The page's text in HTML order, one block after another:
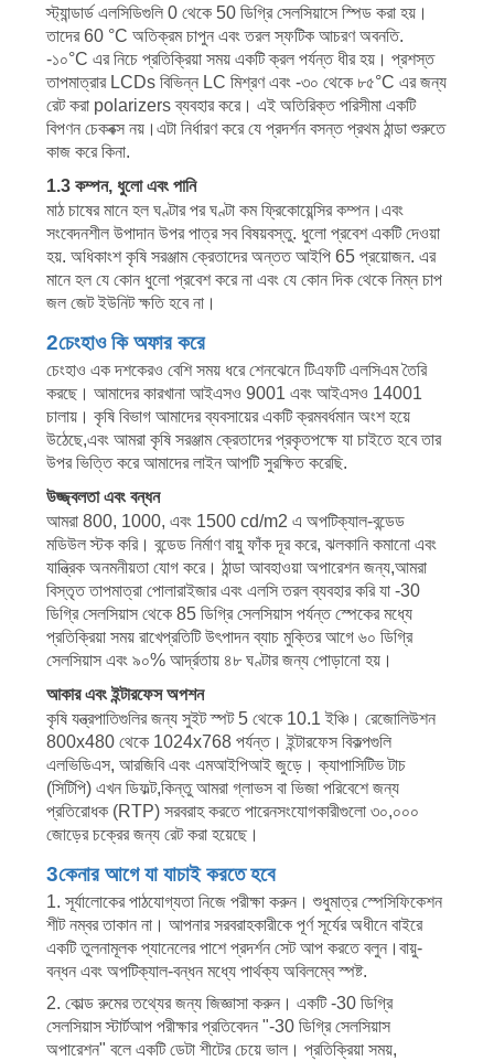
স্ট্যান্ডার্ড এলসিডিগুলি 0 থেকে 50 ডিগ্রি সেলসিয়াসে স্পিড করা হয়।
তাদের 60 °C অতিক্রম চাপুন এবং তরল স্ফটিক আচরণ অবনতি.
-১০°C এর নিচে প্রতিক্রিয়া সময় একটি ক্রল পর্যন্ত ধীর হয়। প্রশস্ত
তাপমাত্রার LCDs বিভিন্ন LC মিশ্রণ এবং -৩০ থেকে ৮৫°C এর জন্য
রেট করা polarizers ব্যবহার করে। এই অতিরিক্ত পরিসীমা একটি
বিপণন চেকবক্স নয়।এটা নির্ধারণ করে যে প্রদর্শন বসন্ত প্রথম ঠান্ডা শুরুতে
কাজ করে কিনা.
1.3 কম্পন, ধুলো এবং পানি
মাঠ চাষের মানে হল ঘণ্টার পর ঘণ্টা কম ফ্রিকোয়েন্সির কম্পন।এবং
সংবেদনশীল উপাদান উপর পাত্র সব বিষয়বস্তু. ধুলো প্রবেশ একটি দেওয়া
হয়. অধিকাংশ কৃষি সরঞ্জাম ক্রেতাদের অন্তত আইপি 65 প্রয়োজন. এর
মানে হল যে কোন ধুলো প্রবেশ করে না এবং যে কোন দিক থেকে নিম্ন চাপ
জল জেট ইউনিট ক্ষতি হবে না।
2চেংহাও কি অফার করে
চেংহাও এক দশকেরও বেশি সময় ধরে শেনঝেনে টিএফটি এলসিএম তৈরি
করছে। আমাদের কারখানা আইএসও 9001 এবং আইএসও 14001
চালায়। কৃষি বিভাগ আমাদের ব্যবসায়ের একটি ক্রমবর্ধমান অংশ হয়ে
উঠেছে,এবং আমরা কৃষি সরঞ্জাম ক্রেতাদের প্রকৃতপক্ষে যা চাইতে হবে তার
উপর ভিত্তি করে আমাদের লাইন আপটি সুরক্ষিত করেছি.
উজ্জ্বলতা এবং বন্ধন
আমরা 800, 1000, এবং 1500 cd/m2 এ অপটিক্যাল-বন্ডেড
মডিউল স্টক করি। বন্ডেড নির্মাণ বায়ু ফাঁক দূর করে, ঝলকানি কমানো এবং
যান্ত্রিক অনমনীয়তা যোগ করে। ঠান্ডা আবহাওয়া অপারেশন জন্য,আমরা
বিস্তৃত তাপমাত্রা পোলারাইজার এবং এলসি তরল ব্যবহার করি যা -30
ডিগ্রি সেলসিয়াস থেকে 85 ডিগ্রি সেলসিয়াস পর্যন্ত স্পেকের মধ্যে
প্রতিক্রিয়া সময় রাখেপ্রতিটি উৎপাদন ব্যাচ মুক্তির আগে ৬০ ডিগ্রি
সেলসিয়াস এবং ৯০% আর্দ্রতায় ৪৮ ঘণ্টার জন্য পোড়ানো হয়।
আকার এবং ইন্টারফেস অপশন
কৃষি যন্ত্রপাতিগুলির জন্য সুইট স্পট 5 থেকে 10.1 ইঞ্চি। রেজোলিউশন
800x480 থেকে 1024x768 পর্যন্ত। ইন্টারফেস বিকল্পগুলি
এলভিডিএস, আরজিবি এবং এমআইপিআই জুড়ে। ক্যাপাসিটিভ টাচ
(সিটিপি) এখন ডিফল্ট,কিন্তু আমরা গ্লাভস বা ভিজা পরিবেশে জন্য
প্রতিরোধক (RTP) সরবরাহ করতে পারেনসংযোগকারীগুলো ৩০,০০০
জোড়ের চক্রের জন্য রেট করা হয়েছে।
3কেনার আগে যা যাচাই করতে হবে
1. সূর্যালোকের পাঠযোগ্যতা নিজে পরীক্ষা করুন। শুধুমাত্র স্পেসিফিকেশন
শীট নম্বর তাকান না। আপনার সরবরাহকারীকে পূর্ণ সূর্যের অধীনে বাইরে
একটি তুলনামূলক প্যানেলের পাশে প্রদর্শন সেট আপ করতে বলুন।বায়ু-
বন্ধন এবং অপটিক্যাল-বন্ধন মধ্যে পার্থক্য অবিলম্বে স্পষ্ট.
2. কোল্ড রুমের তথ্যের জন্য জিজ্ঞাসা করুন। একটি -30 ডিগ্রি
সেলসিয়াস স্টার্টআপ পরীক্ষার প্রতিবেদন "-30 ডিগ্রি সেলসিয়াস
অপারেশন" বলে একটি ডেটা শীটের চেয়ে ভাল। প্রতিক্রিয়া সময়,